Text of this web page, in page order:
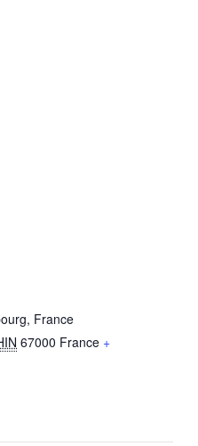
France
67000 France +